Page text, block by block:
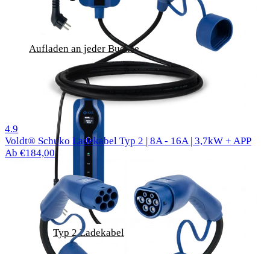
Aufladen an jeder Buchse
Typ 2 Ladekabel
4.9 1000 Bewertungen
Voldt® Schuko Ladekabel Typ 2 | 8A - 16A | 3,7kW + APP
Ab €184,00